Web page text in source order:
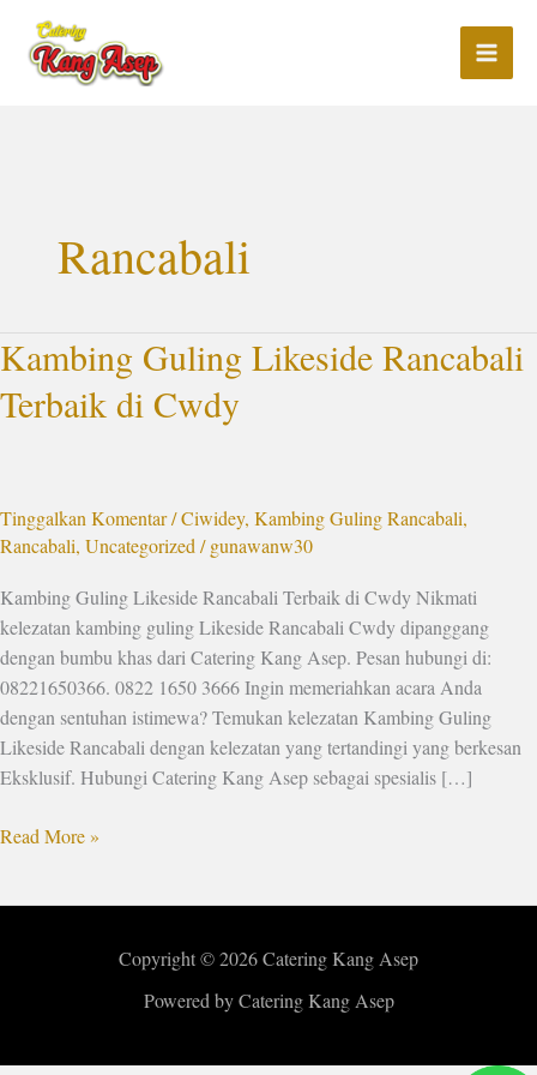
konten
Rancabali
Kambing Guling Likeside Rancabali
Terbaik di Cwdy
Tinggalkan Komentar/Ciwidey, Kambing Guling Rancabali,
Rancabali, Uncategorized /gunawanw30
Kambing Guling Likeside Rancabali Terbaik di Cwdy Nikmati
kelezatan kambing guling Likeside Rancabali Cwdy dipanggang
dengan bumbu khas dari Catering Kang Asep. Pesan hubungi di:
08221650366. 0822 1650 3666 Ingin memeriahkan acara Anda
dengan sentuhan istimewa? Temukan kelezatan Kambing Guling
Likeside Rancabali dengan kelezatan yang tertandingi yang berkesan
Eksklusif. Hubungi Catering Kang Asep sebagai spesialis […]
Kambing
Guling
Likeside
Cwdy
Read More »
Copyright © 2026 Catering Kang Asep
Powered by Catering Kang Asep